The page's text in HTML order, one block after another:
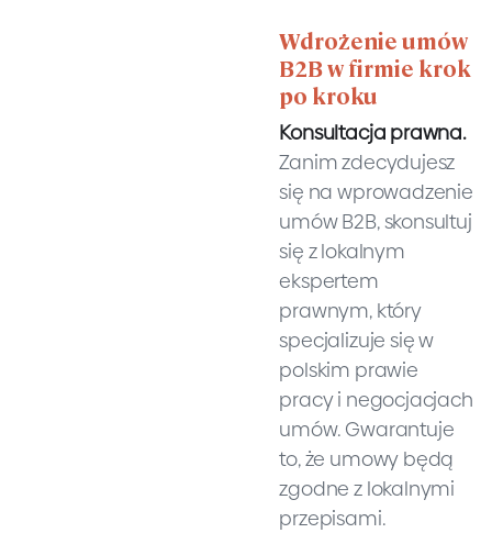
Wdrożenie umów
B2B w firmie krok
po kroku
Konsultacja prawna.
Zanim zdecydujesz
się na wprowadzenie
umów B2B, skonsultuj
się z lokalnym
ekspertem
prawnym, który
specjalizuje się w
polskim prawie
pracy i negocjacjach
umów. Gwarantuje
to, że umowy będą
zgodne z lokalnymi
przepisami.